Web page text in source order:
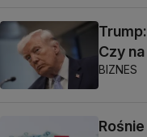
Czy
BIZNES